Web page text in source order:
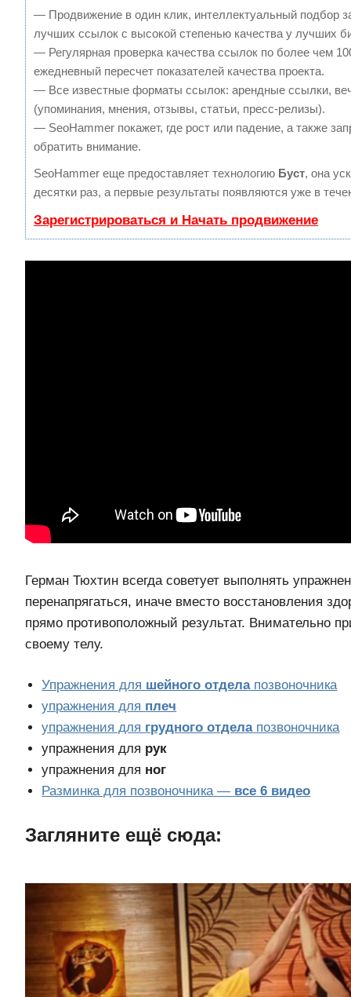
— Продвижение в один клик, интеллектуальный подбор
лучших ссылок с высокой степенью качества у лучших
— Регулярная проверка качества ссылок по более чем
ежедневный пересчет показателей качества проекта.
— Все известные форматы ссылок: арендные ссылки,
(упоминания, мнения, отзывы, статьи, пресс-релизы).
— SeoHammer покажет, где рост или падение, а также
обратить внимание.
SeoHammer еще предоставляет технологию Буст, она
десятки раз, а первые результаты появляются уже в
Зарегистрироваться и Начать продвижение
Герман Тюхтин всегда советует выполнять
перенапрягаться, иначе вместо восстановления
прямо противоположный результат. Внимательно
своему телу.
Упражнения для шейного отделапозвоночника
упражнения для плеч
упражнения для грудного отделапозвоночника
упражнения для рук
упражнения для ног
Разминка для позвоночника — все 6 видео
Загляните ещë сюда: